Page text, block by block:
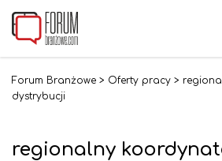
Forum Branżowe > Oferty pracy >
dystrybucji
regionalny